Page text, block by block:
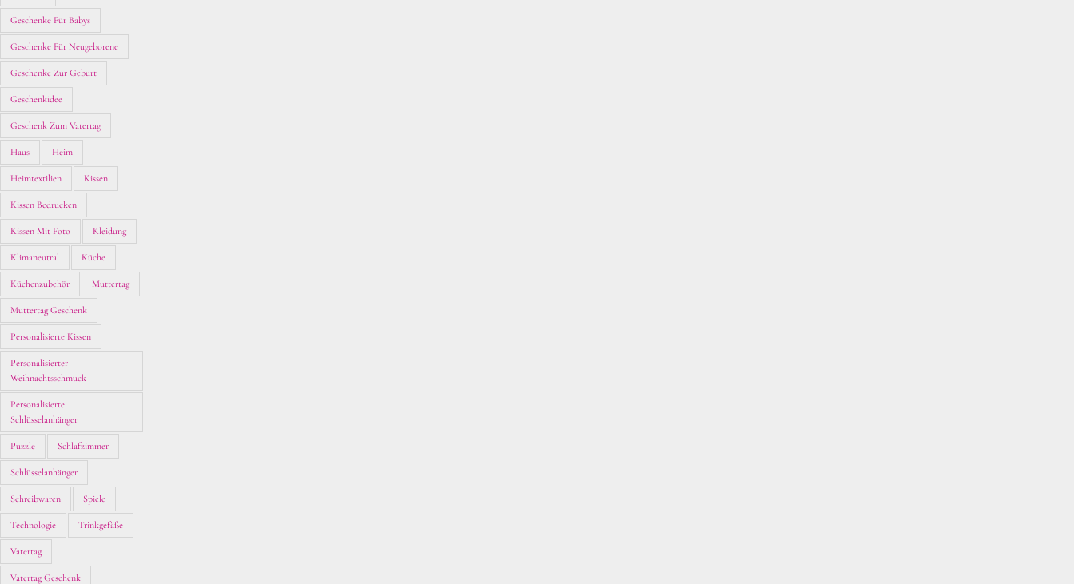
Geschenke Für Babys
Geschenke Für Neugeborene
Geschenke Zur Geburt
Geschenkidee
Geschenk Zum Vatertag
Haus Heim
Heimtextilien Kissen
Kissen Bedrucken
Kissen Mit Foto Kleidung
Klimaneutral Küche
Küchenzubehör Muttertag
Muttertag Geschenk
Personalisierte Kissen
Personalisierter
Weihnachtsschmuck
Personalisierte
Schlüsselanhänger
Puzzle Schlafzimmer
Schlüsselanhänger
Schreibwaren Spiele
Technologie Trinkgefäße
Vatertag
Vatertag Geschenk